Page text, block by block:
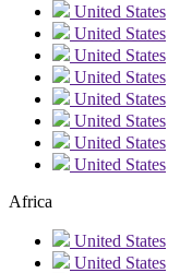
United States
United States
United States
United States
United States
United States
United States
United States
Africa
United States
United States